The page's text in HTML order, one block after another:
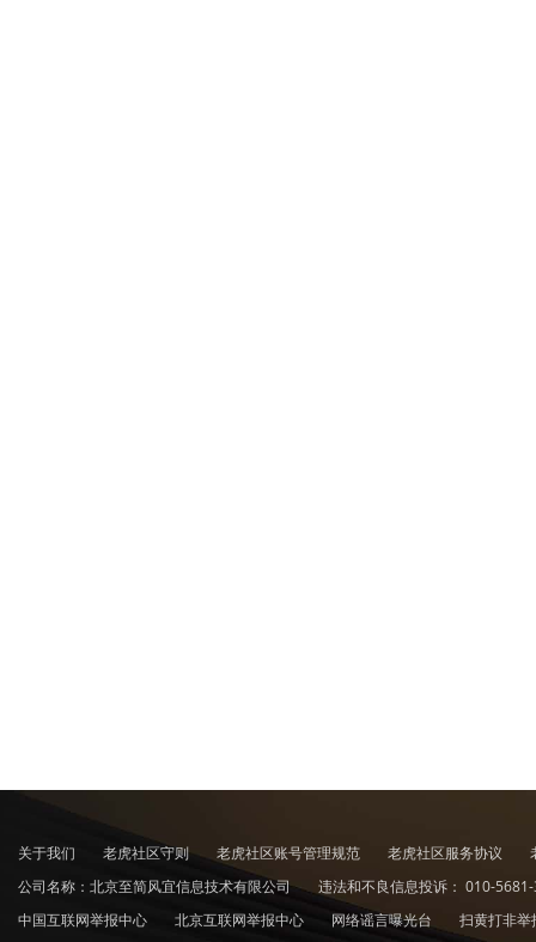
关于我们 老虎社区守则 老虎社区账号管理规范 老虎社区服务协议
公司名称：北京至简风宜信息技术有限公司
违法和不良信息投诉： 010-
中国互联网举报中心
北京互联网举报中心 网络谣言曝光台
扫黄打非